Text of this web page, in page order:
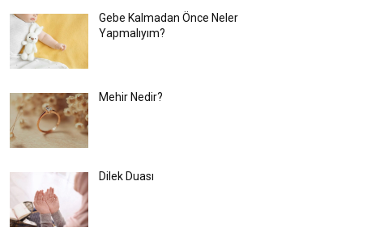
Gebe Kalmadan Önce Neler
Yapmalıyım?
Mehir Nedir?
Dilek Duası